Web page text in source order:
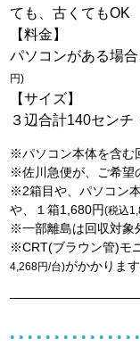
ても、古くてもOK
【料金】
パソコンがある場
円)
【サイズ】
３辺合計140センチ
※パソコン本体を含む
※佐川急便が、ご希望
※2箱目や、パソコン
や、１箱1,680円(税込
※一部離島は回収対象
※CRT(ブラウン管)モ
4,268円/台)がかかります